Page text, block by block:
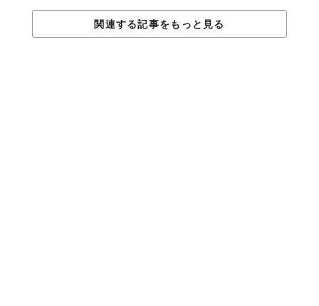
「情熱」や「満足」
Ngramというツールでは、キャッチフレーズの使用頻度が、時代
関連する記事をもっと見る